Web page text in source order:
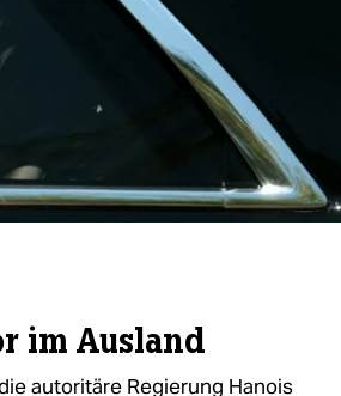
im Ausland
autoritäre Regierung Hanois